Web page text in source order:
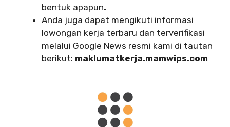
bentuk apapun.
Anda juga dapat mengikuti informasi
lowongan kerja terbaru dan terverifikasi
melalui Google News resmi kami di tautan
berikut: maklumatkerja.mamwips.com